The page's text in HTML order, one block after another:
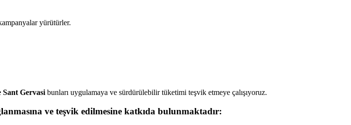
yürütürler.
Sant Gervasi bunları uygulamaya ve sürdürülebilir tüketimi teşvik etmeye çalışıyoruz.
ve teşvik edilmesine katkıda bulunmaktadır: